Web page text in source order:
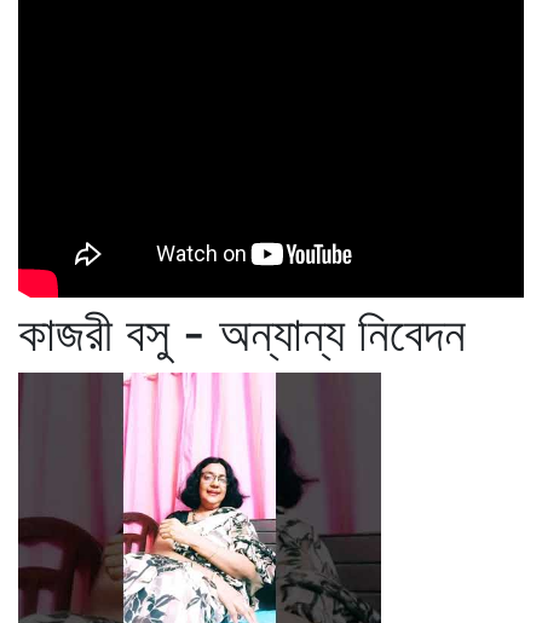
কাজরী বসু - অন্যান্য নিবেদন